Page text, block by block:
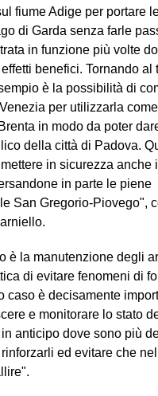
fiume Adige per portare
di Garda senza farle
in funzione più volte
benefici. Tornando al
è la possibilità di
per utilizzarla
in modo da poter
della città di Padova.
in sicurezza anche
in parte le piene
San Gregorio-Piovego",
è la manutenzione degli
di evitare fenomeni di
caso è decisamente
e monitorare lo stato
anticipo dove sono più
ed evitare che